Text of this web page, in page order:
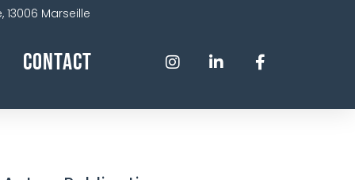
13006 Marseille
Contact